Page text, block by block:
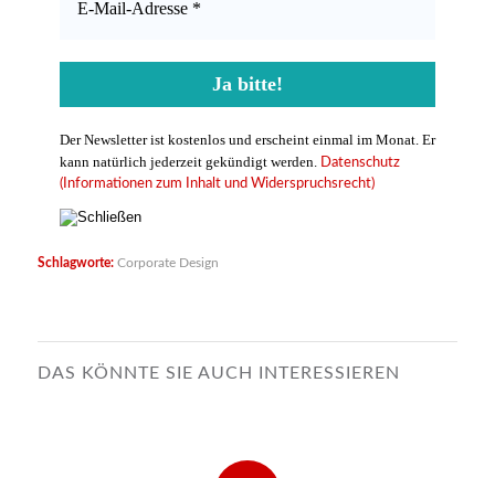
Der Newsletter ist kostenlos und erscheint einmal im Monat. Er
kann natürlich jederzeit gekündigt werden.
Datenschutz
(Informationen zum Inhalt und Widerspruchsrecht)
Schlagworte: Corporate Design
DAS KÖNNTE SIE AUCH INTERESSIEREN